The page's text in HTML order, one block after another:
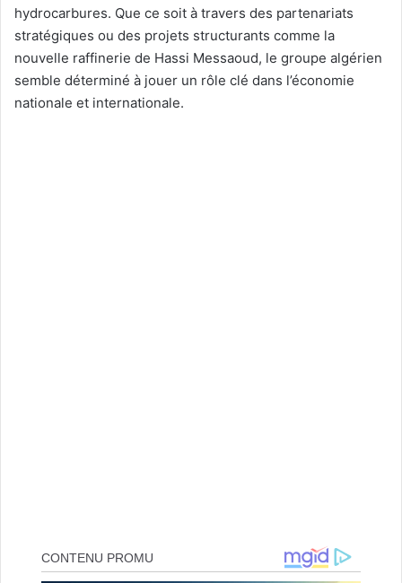
hydrocarbures. Que ce soit à travers des partenariats
stratégiques ou des projets structurants comme la
nouvelle raffinerie de Hassi Messaoud, le groupe algérien
semble déterminé à jouer un rôle clé dans l’économie
nationale et internationale.